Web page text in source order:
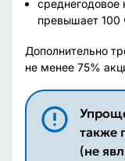
среднегодовое
превышает 100
Дополнительно
не менее 75%
также
(не